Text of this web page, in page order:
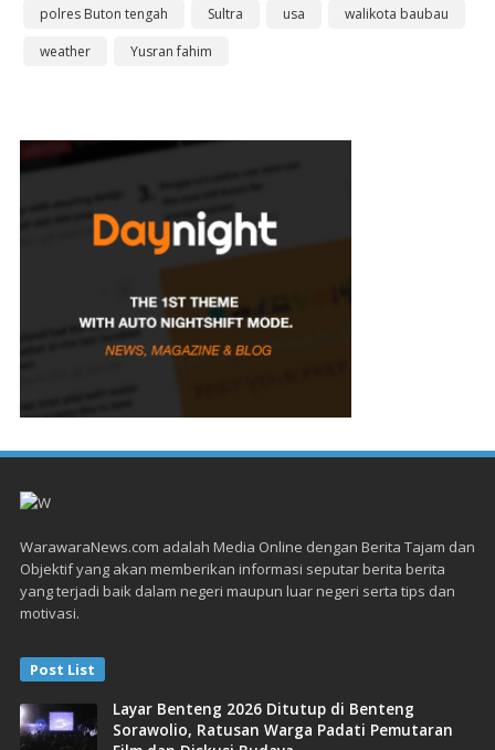
polres Buton tengah
Sultra usa
walikota baubau
weather
Yusran fahim
WarawaraNews.com adalah Media Online dengan Berita Tajam dan
Objektif yang akan memberikan informasi seputar berita berita
yang terjadi baik dalam negeri maupun luar negeri serta tips dan
motivasi.
Post List
Layar Benteng 2026 Ditutup di Benteng
Sorawolio, Ratusan Warga Padati Pemutaran